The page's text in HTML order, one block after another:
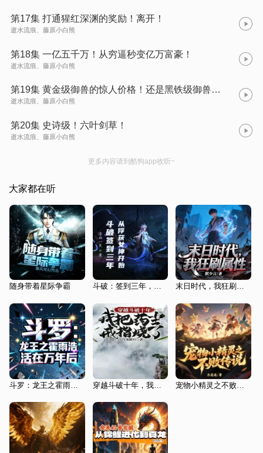
第17集 打通猩红深渊的奖励！离开！
逝水流痕、藤原小白熊
第18集 一亿五千万！从穷逼秒变亿万富豪！
逝水流痕、藤原小白熊
第19集 黄金级御兽的惊人价格！还是黑铁级御兽物美价廉，经济实惠！
逝水流痕、藤原小白熊
第20集 史诗级！六叶剑草！
逝水流痕、藤原小白熊
更多内容请到酷狗app收听~
大家都在听
随身带着星际争霸 斗破：签到三年，从俘获女神开始 末日时代，我狂刷属性，末世系统、属性狂刷、丧尸猎杀、草根逆袭
穿越斗破十年，我把药尘戒指烧了 宠物小精灵之不败传说